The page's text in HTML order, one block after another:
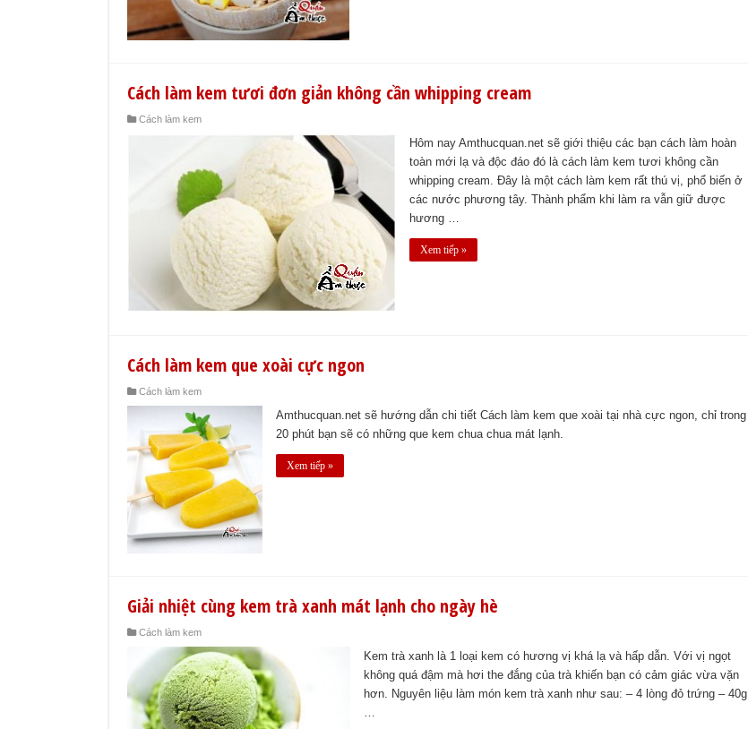
Cách làm kem tươi đơn giản không cần whipping cream
Cách làm kem
Hôm nay Amthucquan.net sẽ giới thiệu các bạn cách làm hoàn
toàn mới lạ và độc đáo đó là cách làm kem tươi không cần
whipping cream. Đây là một cách làm kem rất thú vị, phổ biến ở
các nước phương tây. Thành phẩm khi làm ra vẫn giữ được
hương …
Xem tiếp »
Cách làm kem que xoài cực ngon
Cách làm kem
Amthucquan.net sẽ hướng dẫn chi tiết Cách làm kem que xoài tại nhà cực ngon, chỉ trong
20 phút bạn sẽ có những que kem chua chua mát lạnh.
Xem tiếp »
Giải nhiệt cùng kem trà xanh mát lạnh cho ngày hè
Cách làm kem
Kem trà xanh là 1 loại kem có hương vị khá lạ và hấp dẫn. Với vị ngọt
không quá đậm mà hơi the đắng của trà khiến bạn có cảm giác vừa vặn
hơn. Nguyên liệu làm món kem trà xanh như sau: – 4 lòng đỏ trứng – 40g
…